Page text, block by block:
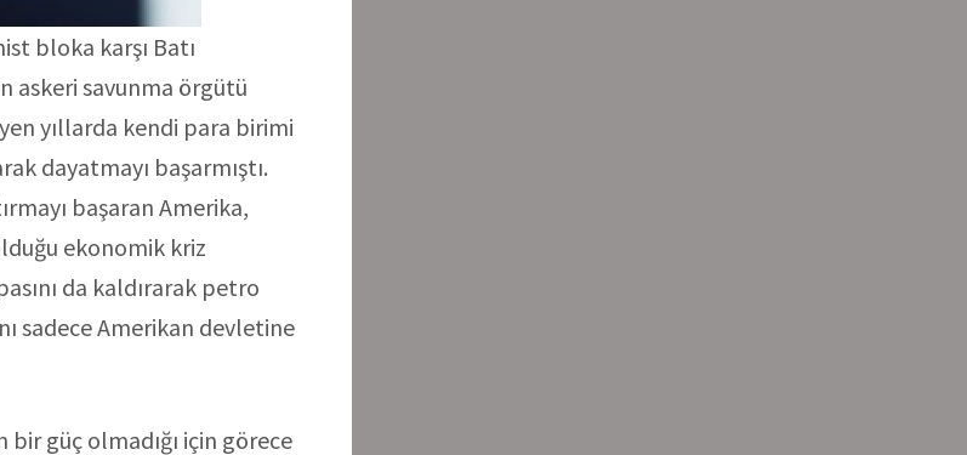
bloka karşı Batı
askeri savunma örgütü
yıllarda kendi para birimi
dayatmayı başarmıştı.
başaran Amerika,
ekonomik kriz
da kaldırarak petro
sadece Amerikan devletine
bir güç olmadığı için görece